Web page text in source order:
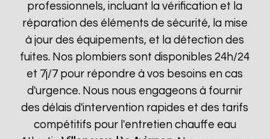
professionnels, incluant la vérification et la
réparation des éléments de sécurité, la mise
à jour des équipements, et la détection des
fuites. Nos plombiers sont disponibles 24h/24
et 7j/7 pour répondre à vos besoins en cas
d'urgence. Nous nous engageons à fournir
des délais d'intervention rapides et des tarifs
compétitifs pour l'entretien chauffe eau